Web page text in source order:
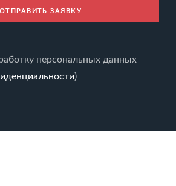
ОТПРАВИТЬ ЗАЯВКУ
персональных данных
)